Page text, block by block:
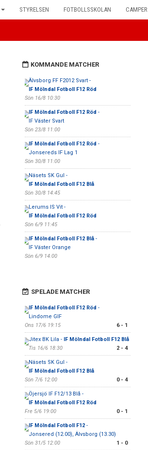
STYRELSEN FOTBOLLSSKOLAN CAMPER
KOMMANDE MATCHER
Älvsborg FF F2012 Svart -
IF Mölndal Fotboll F12 Röd
Sön 16/8 10:30
IF Mölndal Fotboll F12 Röd -
IF Väster Svart
Sön 23/8 11:00
IF Mölndal Fotboll F12 Röd -
Jonsereds IF Lag 1
Sön 30/8 11:00
Näsets SK Gul -
IF Mölndal Fotboll F12 Blå
Sön 30/8 14:45
Lerums IS Vit -
IF Mölndal Fotboll F12 Röd
Sön 6/9 11:45
IF Mölndal Fotboll F12 Blå-
IF Väster Orange
Sön 6/9 14:00
SPELADE MATCHER
IF Mölndal Fotboll F12 Röd -
Lindome GIF
Ons 17/6 19:15
6 - 1
Jitex BK Lila - IF Mölndal Fotboll F12 Blå
Tis 16/6 18:30
2 - 4
Näsets SK Gul -
IF Mölndal Fotboll F12 Blå
Sön 7/6 12:00
0 - 4
Öjersjö IF F12/13 Blå -
IF Mölndal Fotboll F12 Röd
Fre 5/6 19:00
0 - 1
IF Mölndal Fotboll F12-
Jonsered (12.00), Älvsborg (13.30)
Sön 31/5 12:00
1 - 0